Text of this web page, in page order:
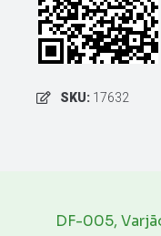
SKU: 17632
DF-005,